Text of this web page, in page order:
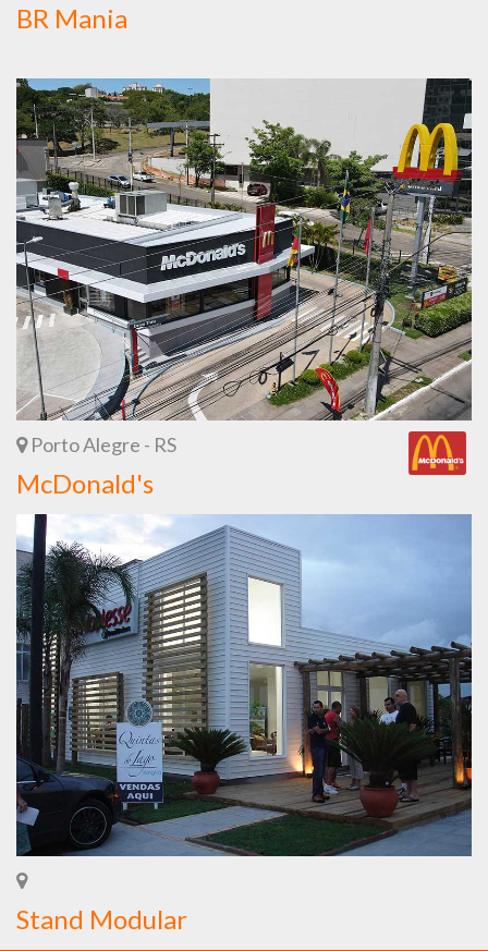
BR Mania
Porto Alegre - RS
McDonald's
Stand Modular